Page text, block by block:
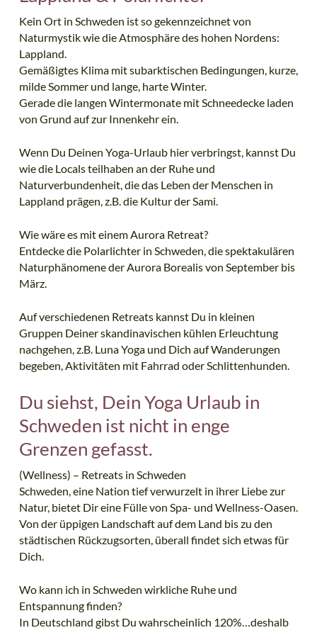
Kein Ort in Schweden ist so gekennzeichnet von
Naturmystik wie die Atmosphäre des hohen Nordens:
Lappland.
Gemäßigtes Klima mit subarktischen Bedingungen, kurze,
milde Sommer und lange, harte Winter.
Gerade die langen Wintermonate mit Schneedecke laden
von Grund auf zur Innenkehr ein.
Wenn Du Deinen Yoga-Urlaub hier verbringst, kannst Du
wie die Locals teilhaben an der Ruhe und
Naturverbundenheit, die das Leben der Menschen in
Lappland prägen, z.B. die Kultur der Sami.
Wie wäre es mit einem Aurora Retreat?
Entdecke die Polarlichter in Schweden, die spektakulären
Naturphänomene der Aurora Borealis von September bis
März.
Auf verschiedenen Retreats kannst Du in kleinen
Gruppen Deiner skandinavischen kühlen Erleuchtung
nachgehen, z.B. Luna Yoga und Dich auf Wanderungen
begeben, Aktivitäten mit Fahrrad oder Schlittenhunden.
Du siehst, Dein Yoga Urlaub in
Schweden ist nicht in enge
Grenzen gefasst.
(Wellness) – Retreats in Schweden
Schweden, eine Nation tief verwurzelt in ihrer Liebe zur
Natur, bietet Dir eine Fülle von Spa- und Wellness-Oasen.
Von der üppigen Landschaft auf dem Land bis zu den
städtischen Rückzugsorten, überall findet sich etwas für
Dich.
Wo kann ich in Schweden wirkliche Ruhe und
Entspannung finden?
In Deutschland gibst Du wahrscheinlich 120%…deshalb